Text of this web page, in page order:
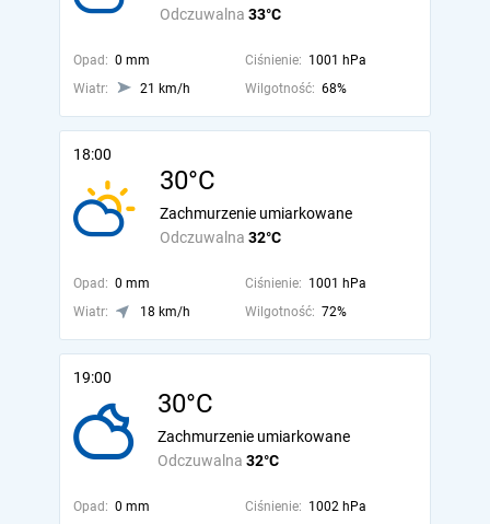
Odczuwalna 33°C
Opad: 0 mm Ciśnienie: 1001 hPa
Wiatr:
21 km/h Wilgotność: 68%
18:00
30°C
Odczuwalna 32°C
Zachmurzenie umiarkowane
Opad: 0 mm Ciśnienie: 1001 hPa
Wiatr:
18 km/h Wilgotność: 72%
19:00
30°C
Odczuwalna 32°C
Zachmurzenie umiarkowane
Opad: 0 mm Ciśnienie: 1002 hPa